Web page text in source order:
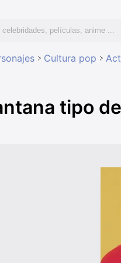
Cultura pop
tipo